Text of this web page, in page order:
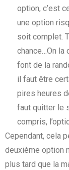
option, c’est
une option
soit complet.
chance…On la
font de la
il faut être
pires heures
faut quitter le
compris,
Cependant, cela
deuxième option
plus tard que la